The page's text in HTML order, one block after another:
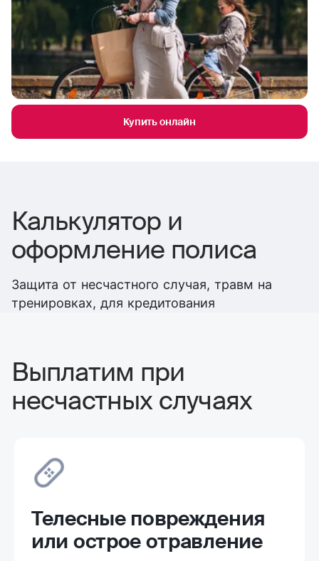
Купить онлайн
Калькулятор и
оформление полиса
Защита от несчастного случая, травм на
тренировках, для кредитования
Выплатим при
несчастных случаях
Телесные повреждения
или острое отравление